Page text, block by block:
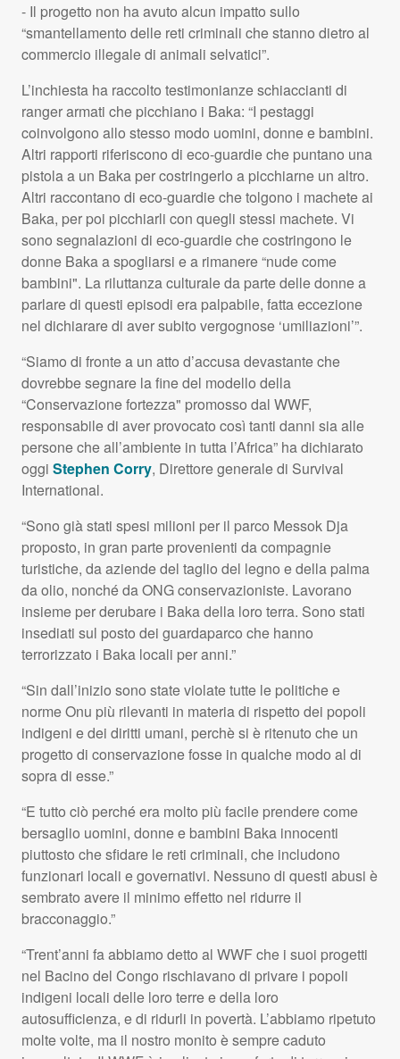
- Il progetto non ha avuto alcun impatto sullo
“smantellamento delle reti criminali che stanno dietro al
commercio illegale di animali selvatici”.
L’inchiesta ha raccolto testimonianze schiaccianti di
ranger armati che picchiano i Baka: “I pestaggi
coinvolgono allo stesso modo uomini, donne e bambini.
Altri rapporti riferiscono di eco-guardie che puntano una
pistola a un Baka per costringerlo a picchiarne un altro.
Altri raccontano di eco-guardie che tolgono i machete ai
Baka, per poi picchiarli con quegli stessi machete. Vi
sono segnalazioni di eco-guardie che costringono le
donne Baka a spogliarsi e a rimanere “nude come
bambini". La riluttanza culturale da parte delle donne a
parlare di questi episodi era palpabile, fatta eccezione
nel dichiarare di aver subito vergognose ‘umiliazioni’”.
“Siamo di fronte a un atto d’accusa devastante che
dovrebbe segnare la fine del modello della
“Conservazione fortezza" promosso dal WWF,
responsabile di aver provocato così tanti danni sia alle
persone che all’ambiente in tutta l’Africa” ha dichiarato
oggi Stephen Corry, Direttore generale di Survival
International.
“Sono già stati spesi milioni per il parco Messok Dja
proposto, in gran parte provenienti da compagnie
turistiche, da aziende del taglio del legno e della palma
da olio, nonché daONGconservazioniste. Lavorano
insieme per derubare i Baka della loro terra. Sono stati
insediati sul posto dei guardaparco che hanno
terrorizzato i Baka locali per anni.”
“Sin dall’inizio sono state violate tutte le politiche e
norme Onu più rilevanti in materia di rispetto dei popoli
indigeni e dei diritti umani, perchè si è ritenuto che un
progetto di conservazione fosse in qualche modo al di
sopra di esse.”
“E tutto ciò perché era molto più facile prendere come
bersaglio uomini, donne e bambini Baka innocenti
piuttosto che sfidare le reti criminali, che includono
funzionari locali e governativi. Nessuno di questi abusi è
sembrato avere il minimo effetto nel ridurre il
bracconaggio.”
“Trent’anni fa abbiamo detto al WWFche i suoi progetti
nel Bacino del Congo rischiavano di privare i popoli
indigeni locali delle loro terre e della loro
autosufficienza, e di ridurli in povertà. L’abbiamo ripetuto
molte volte, ma il nostro monito è sempre caduto